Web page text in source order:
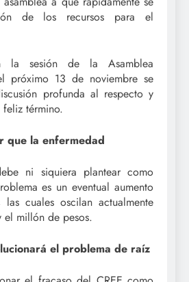
de los recursos para el
la sesión de la Asamblea
próximo 13 de noviembre se
profunda al respecto y
término.
que la enfermedad
ni siquiera plantear como
es un eventual aumento
cuales oscilan actualmente
millón de pesos.
el problema de raíz